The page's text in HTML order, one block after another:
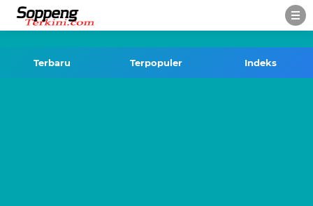
Terbaru Terpopuler Indeks